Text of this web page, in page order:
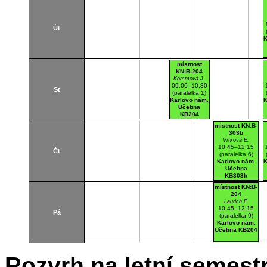
Út
St
místnost
KN:B-204
Kommová J.
09:00–10:30
(paralelka 1)
Karlovo nám.
Učebna
KB204
Čt
místnost KN:B-
303b
Vítková E.
10:45–12:15
(paralelka 6)
Karlovo nám.
Učebna
KB303b
Pá
místnost KN:B-
204
Laurich P.
10:45–12:15
(paralelka 9)
Karlovo nám.
Učebna KB204